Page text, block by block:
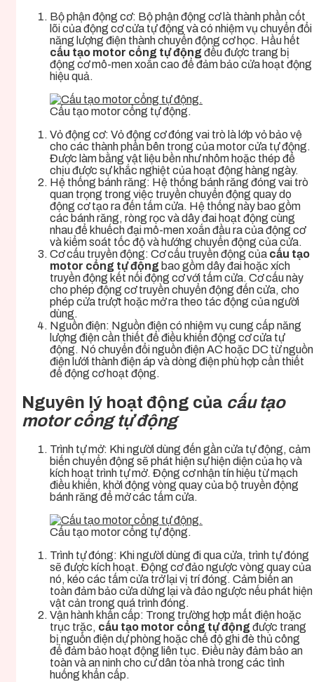
Bộ phận động cơ: Bộ phận động cơ là thành phần cốt
lõi của động cơ cửa tự động và có nhiệm vụ chuyển đổi
năng lượng điện thành chuyển động cơ học. Hầu hết
cấu tạo motor cổng tự động đều được trang bị
động cơ mô-men xoắn cao để đảm bảo cửa hoạt động
hiệu quả.
Cấu tạo motor cổng tự động.
Vỏ động cơ: Vỏ động cơ đóng vai trò là lớp vỏ bảo vệ
cho các thành phần bên trong của motor cửa tự động.
Được làm bằng vật liệu bền như nhôm hoặc thép để
chịu được sự khắc nghiệt của hoạt động hàng ngày.
Hệ thống bánh răng: Hệ thống bánh răng đóng vai trò
quan trọng trong việc truyền chuyển động quay do
động cơ tạo ra đến tấm cửa. Hệ thống này bao gồm
các bánh răng, ròng rọc và dây đai hoạt động cùng
nhau để khuếch đại mô-men xoắn đầu ra của động cơ
và kiểm soát tốc độ và hướng chuyển động của cửa.
Cơ cấu truyền động: Cơ cấu truyền động của cấu tạo
motor cổng tự động bao gồm dây đai hoặc xích
truyền động kết nối động cơ với tấm cửa. Cơ cấu này
cho phép động cơ truyền chuyển động đến cửa, cho
phép cửa trượt hoặc mở ra theo tác động của người
dùng.
Nguồn điện: Nguồn điện có nhiệm vụ cung cấp năng
lượng điện cần thiết để điều khiển động cơ cửa tự
động. Nó chuyển đổi nguồn điện AC hoặc DC từ nguồn
điện lưới thành điện áp và dòng điện phù hợp cần thiết
để động cơ hoạt động.
Nguyên lý hoạt động của cấu tạo
motor cổng tự động
Trình tự mở: Khi người dùng đến gần cửa tự động, cảm
biến chuyển động sẽ phát hiện sự hiện diện của họ và
kích hoạt trình tự mở. Động cơ nhận tín hiệu từ mạch
điều khiển, khởi động vòng quay của bộ truyền động
bánh răng để mở các tấm cửa.
Cấu tạo motor cổng tự động.
Trình tự đóng: Khi người dùng đi qua cửa, trình tự đóng
sẽ được kích hoạt. Động cơ đảo ngược vòng quay của
nó, kéo các tấm cửa trở lại vị trí đóng. Cảm biến an
toàn đảm bảo cửa dừng lại và đảo ngược nếu phát hiện
vật cản trong quá trình đóng.
Vận hành khẩn cấp: Trong trường hợp mất điện hoặc
trục trặc, cấu tạo motor cổng tự động được trang
bị nguồn điện dự phòng hoặc chế độ ghi đè thủ công
để đảm bảo hoạt động liên tục. Điều này đảm bảo an
toàn và an ninh cho cư dân tòa nhà trong các tình
huống khẩn cấp.